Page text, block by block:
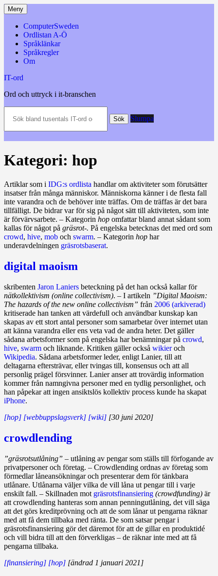
Hoppa
till
innehåll
Meny
ComputerSweden
Ordlistan A-Ö
Språklänkar
Språkregler
Om
IT-ord
Ord och uttryck i it-branschen
bland
och
datatermer
Sök Slumpa
Kategori: hop
Artiklar som i IDG:s ordlista handlar om aktiviteter som förutsätter
insatser från många människor. Människorna känner i de flesta fall
inte varandra och de behöver inte träffas. Om de träffas är det bara
tillfälligt. De bidrar var för sig på något sätt till aktiviteten, som inte
är förvärvsarbete. – Kategorin hop omfattar bland annat sådant som
kallas för något på gräsrot-. På engelska betecknas det med ord som
crowd, hive, mob och swarm. – Kategorin hop har
underavdelningen gräsrotsbaserat.
digital maoism
skribenten Jaron Laniers beteckning på det han också kallar för
nätkollektivism (online collectivism). – I artikeln ”Digital Maoism:
The hazards of the new online collectivism” från 2006 (arkiverad)
kritiserade han tanken att värdefull och användbar kunskap kan
skapas av ett stort antal personer som samarbetar över internet utan
att känna varandra eller ens veta vad de andra heter. Det gäller
sådana arbetsformer som på engelska har benämningar på crowd,
hive, swarm och liknande. Kritiken gäller också wikieroch
Wikipedia. Sådana arbetsformer leder, enligt Lanier, till att
deltagarna eftersträvar, eller tvingas till, konsensus och att all
personlig prägel försvinner. Lanier anser att trovärdig information
kommer från namngivna personer med en tydlig personlighet, och
han påpekar att ingen ansiktslös kollektiv process kunde ha skapat
iPhone.
[hop] [webbuppslagsverk] [wiki] [30 juni 2020]
crowdlending
”gräsrotsutlåning” – utlåning av pengar som ställs till förfogande av
privatpersoner och företag. – Crowdlending ordnas av företag som
förmedlar låneansökningar och presenterar dem för tänkbara
utlånare. Utlånarna väljer vilka de vill låna ut pengar till i varje
enskilt fall. – Skillnaden mot gräsrotsfinansiering (crowdfunding) är
att crowdlending hanteras som annan penningutlåning, det vill säga
att det görs kreditprövning och att de som lånar ut pengarna räknar
med att få dem tillbaka med ränta. De som satsar pengar i
gräsrotsfinansiering gör det däremot för att de gillar en produktidé
och vill bidra till att den förverkligas – de räknar inte med att få
pengarna tillbaka.
[finansiering] [hop] [ändrad 1 januari 2021]